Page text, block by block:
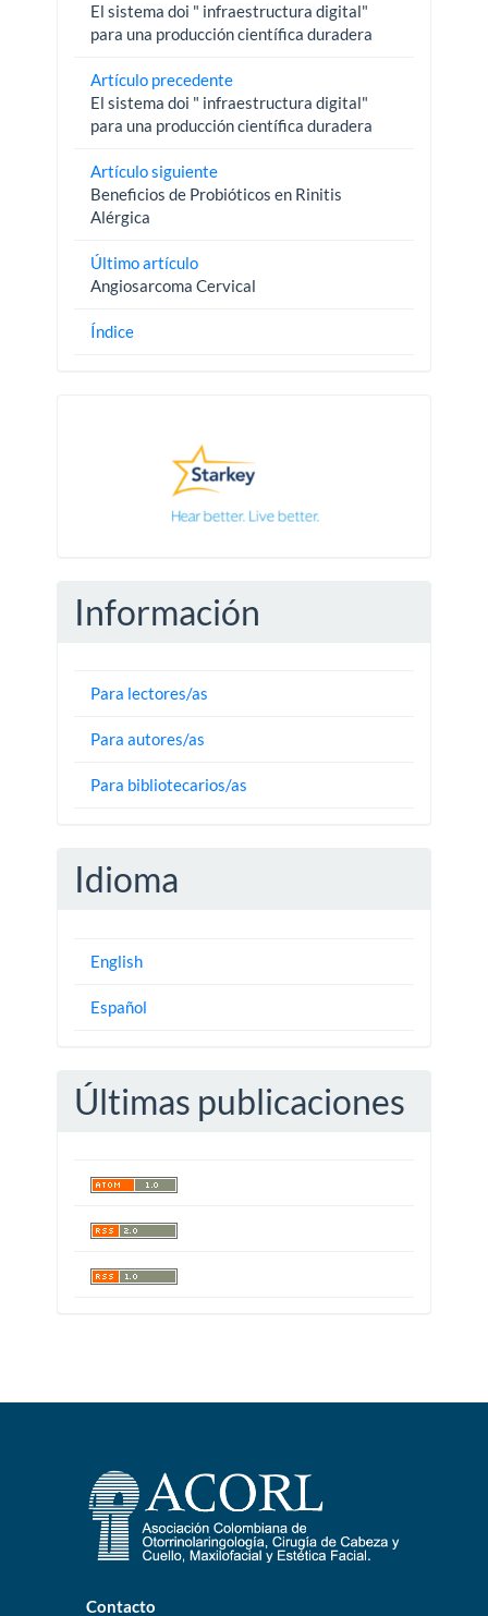
El sistema doi " infraestructura digital"
para una producción científica duradera
Artículo precedente
El sistema doi " infraestructura digital"
para una producción científica duradera
Artículo siguiente
Beneficios de Probióticos en Rinitis
Alérgica
Último artículo
Angiosarcoma Cervical
Índice
Información
Para lectores/as
Para autores/as
Para bibliotecarios/as
Idioma
English
Español
Últimas publicaciones
Contacto